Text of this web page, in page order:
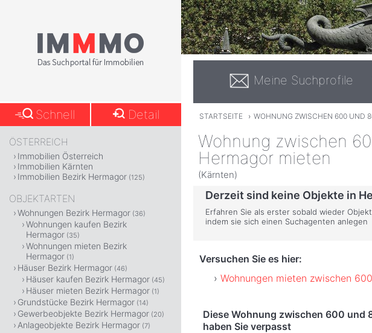
Meine Suchprofile
STARTSEITE › WOHNUNG ZWISCHEN 600 UND
Wohnung zwischen
Hermagor mieten
(Kärnten)
Derzeit sind keine Objekte in
Erfahren Sie als erster sobald wieder
indem sie sich einen Suchagenten anlegen
Versuchen Sie es hier:
Wohnungen mieten zwischen
Diese Wohnung zwischen 600 und
haben Sie verpasst
Schnell Detail
ÖSTERREICH
Immobilien Österreich
Immobilien Kärnten
Immobilien Bezirk Hermagor (125)
OBJEKTARTEN
Wohnungen Bezirk Hermagor (36)
Wohnungen kaufen Bezirk
Hermagor (35)
Wohnungen mieten Bezirk
Hermagor (1)
Häuser Bezirk Hermagor (46)
Häuser kaufen Bezirk Hermagor (45)
Häuser mieten Bezirk Hermagor (1)
Grundstücke Bezirk Hermagor (14)
Gewerbeobjekte Bezirk Hermagor (20)
Anlageobjekte Bezirk Hermagor (7)